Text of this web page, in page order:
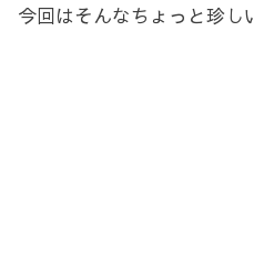
今回はそんなちょっと珍し